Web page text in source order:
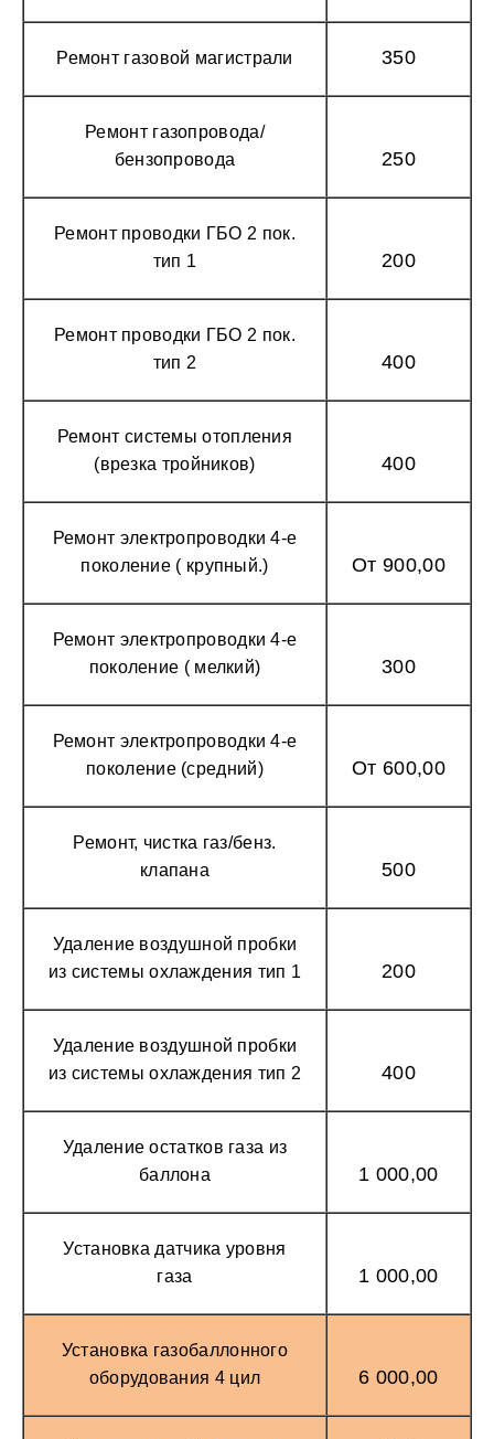
Ремонт газовой магистрали 350
Ремонт газопровода/
бензопровода
250
Ремонт проводки ГБО 2 пок.
тип 1
200
Ремонт проводки ГБО 2 пок.
тип 2
400
Ремонт системы отопления
(врезка тройников)
400
Ремонт электропроводки 4-е
поколение ( крупный.)
От 900,00
Ремонт электропроводки 4-е
поколение ( мелкий)
300
Ремонт электропроводки 4-е
поколение (средний)
От 600,00
Ремонт, чистка газ/бенз.
клапана
500
Удаление воздушной пробки
из системы охлаждения тип 1
200
Удаление воздушной пробки
из системы охлаждения тип 2
400
Удаление остатков газа из
баллона
1 000,00
Установка датчика уровня
газа
1 000,00
Установка газобаллонного
оборудования 4 цил
6 000,00